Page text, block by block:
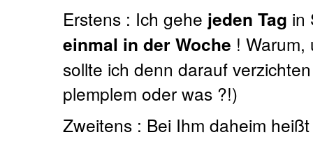
Erstens : Ich gehe jeden Tag in
einmal in der Woche ! Warum,
sollte ich denn darauf
plemplem oder was ?!)
Zweitens : Bei Ihm daheim